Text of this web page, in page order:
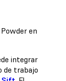
en
integrar
de trabajo